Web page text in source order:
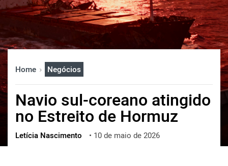
italiano
deutsch
日本語
русский
العربية
ไทย
ქართული
Home Negócios
Navio sul-coreano atingido
no Estreito de Hormuz
Letícia Nascimento • 10 de maio de 2026